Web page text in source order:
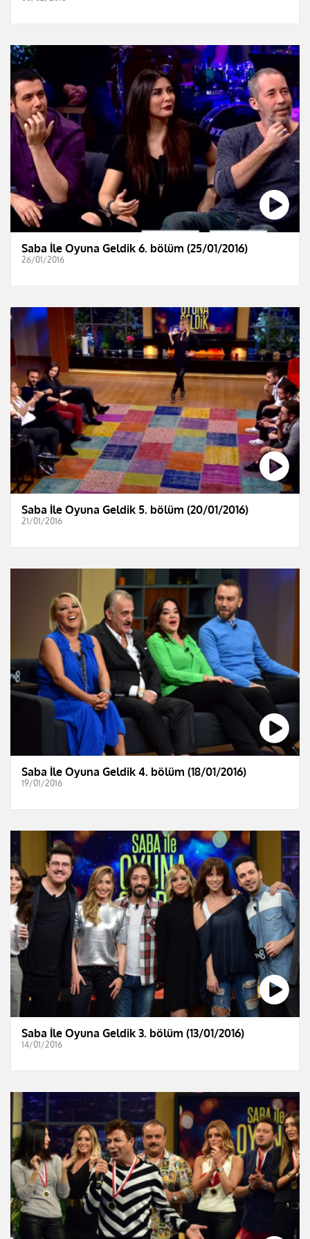
Saba İle Oyuna Geldik 6. bölüm (25/01/2016)
26/01/2016
Saba İle Oyuna Geldik 5. bölüm (20/01/2016)
21/01/2016
Saba İle Oyuna Geldik 4. bölüm (18/01/2016)
19/01/2016
Saba İle Oyuna Geldik 3. bölüm (13/01/2016)
14/01/2016